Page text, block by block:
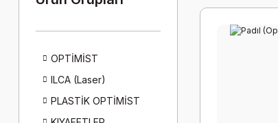
OPTİMİST
ILCA (Laser)
PLASTİK OPTİMİST